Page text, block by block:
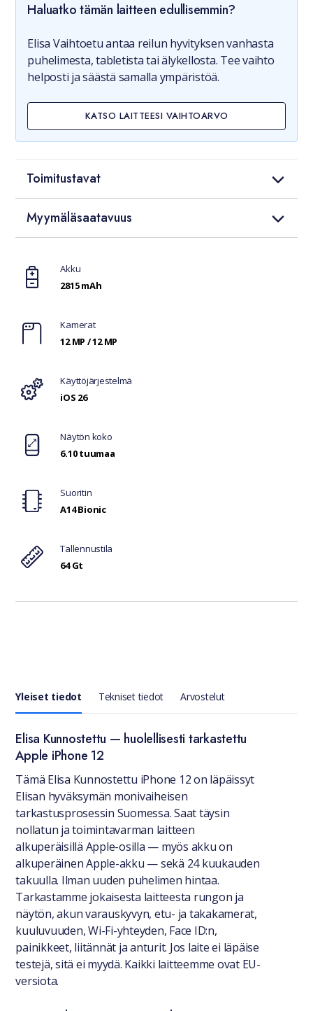
Haluatko tämän laitteen edullisemmin?
Elisa Vaihtoetu antaa reilun hyvityksen vanhasta
puhelimesta, tabletista tai älykellosta. Tee vaihto
helposti ja säästä samalla ympäristöä.
KATSO LAITTEESI VAIHTOARVO
Toimitustavat
Myymäläsaatavuus
Ominaisuudet
Akku
2815 mAh
Kamerat
12 MP / 12 MP
Käyttöjärjestelmä
iOS 26
Näytön koko
6.10 tuumaa
Suoritin
A14 Bionic
Tallennustila
64 Gt
Yleiset tiedot Tekniset tiedot Arvostelut
Yleiset tiedot
Elisa Kunnostettu — huolellisesti tarkastettu
Apple iPhone 12
Tämä Elisa Kunnostettu iPhone 12 on läpäissyt
Elisan hyväksymän monivaiheisen
tarkastusprosessin Suomessa. Saat täysin
nollatun ja toimintavarman laitteen
alkuperäisillä Apple-osilla — myös akku on
alkuperäinen Apple-akku — sekä 24 kuukauden
takuulla. Ilman uuden puhelimen hintaa.
Tarkastamme jokaisesta laitteesta rungon ja
näytön, akun varauskyvyn, etu- ja takakamerat,
kuuluvuuden, Wi-Fi-yhteyden, Face ID:n,
painikkeet, liitännät ja anturit. Jos laite ei läpäise
testejä, sitä ei myydä. Kaikki laitteemme ovat EU-
versiota.